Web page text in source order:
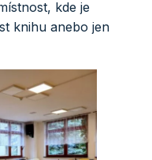
kde je
knihu anebo jen